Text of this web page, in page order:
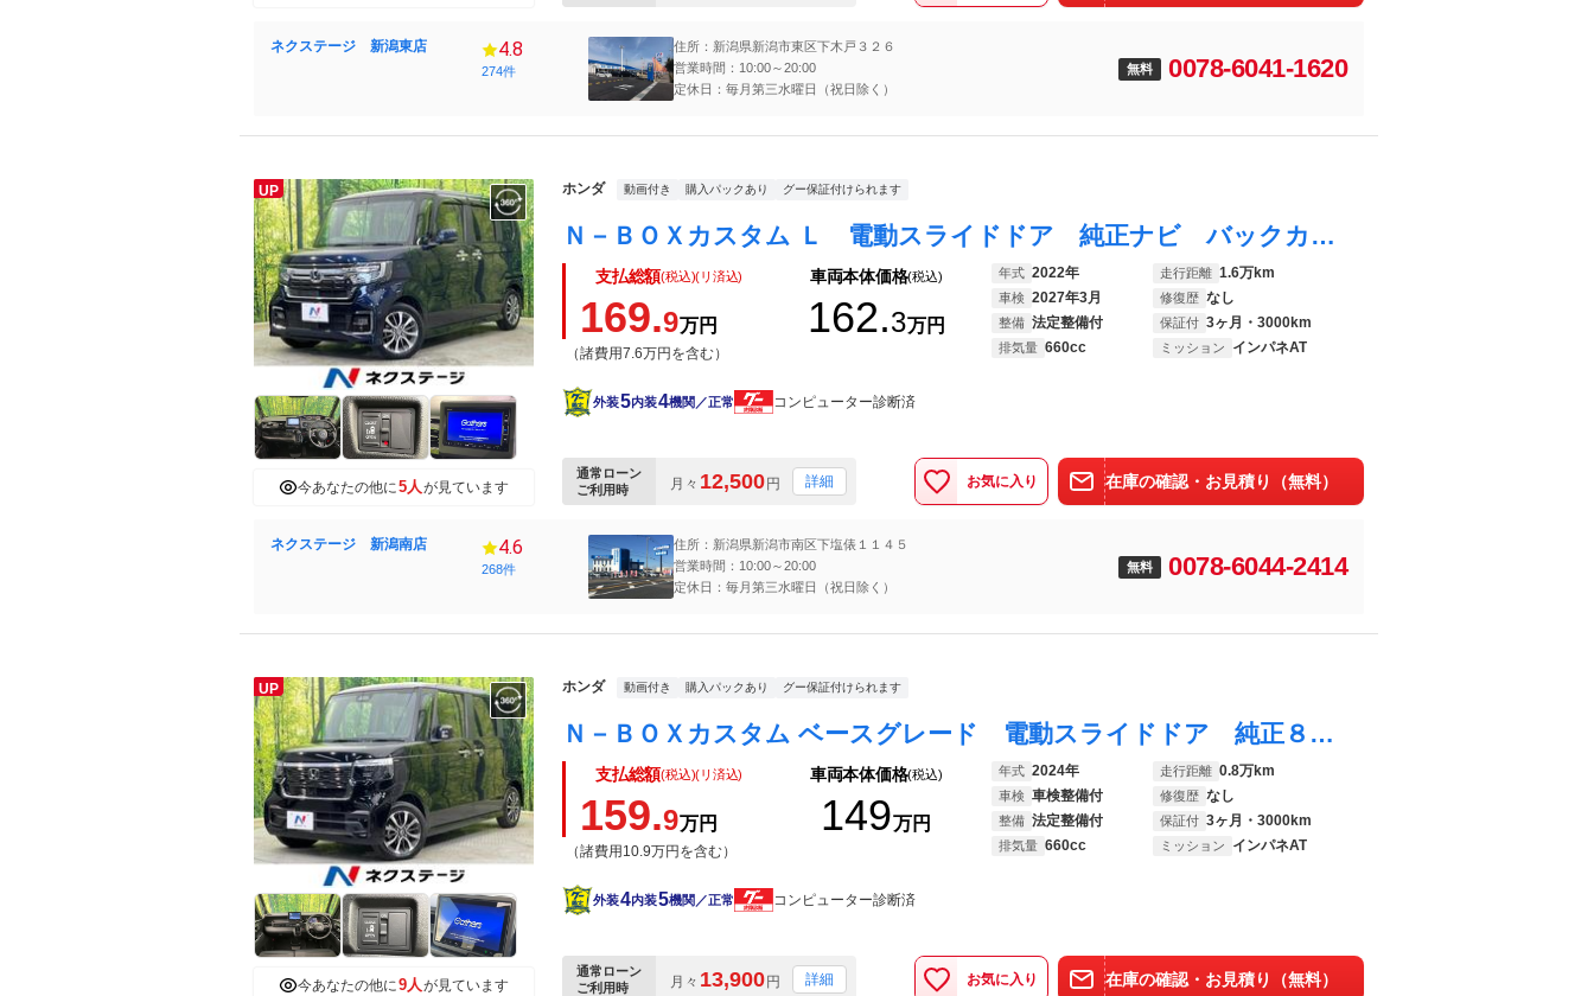
ネクステージ 新潟東店 4.8
274件
住所：新潟県新潟市東区下木戸３２６
営業時間：10:00～20:00
定休日：毎月第三水曜日（祝日除く）
無料 0078-6041-1620
UP
今あなたの他に5人が見ています
ホンダ 動画付き 購入パックあり グー保証付けられます
Ｎ－ＢＯＸカスタム Ｌ 電動スライドドア 純正ナビ バックカメラ ホンダセンシング 渋滞追従クルコン 禁煙車 シートヒーター ドラレコ クリアランスソナー ＬＥＤヘッド／フォグ ＥＴＣ 純正１４インチＡＷ オートハイビーム
支払総額(税込)(リ済込)
169.9万円
（諸費用7.6万円を含む）
車両本体価格(税込)
162.3万円
年式 2022年 走行距離 1.6万km
車検 2027年3月 修復歴 なし
整備 法定整備付 保証付 3ヶ月・3000km
排気量 660cc ミッション インパネAT
外装5内装4機関／正常 コンピューター診断済
通常ローン
ご利用時
月々 12,500円 詳細 お気に入り 在庫の確認・お見積り（無料）
ネクステージ 新潟南店 4.6
268件
住所：新潟県新潟市南区下塩俵１１４５
営業時間：10:00～20:00
定休日：毎月第三水曜日（祝日除く）
無料 0078-6044-2414
UP
今あなたの他に9人が見ています
ホンダ 動画付き 購入パックあり グー保証付けられます
Ｎ－ＢＯＸカスタム ベースグレード 電動スライドドア 純正８型ディスプレイ バックカメラ 渋滞追従クルーズ 禁煙車 コーナーセンサー シートヒーター シーケンシャルウィンカー 純正１４インチＡＷ オートハイビーム オートエアコン
支払総額(税込)(リ済込)
159.9万円
（諸費用10.9万円を含む）
車両本体価格(税込)
149万円
年式 2024年 走行距離 0.8万km
車検 車検整備付 修復歴 なし
整備 法定整備付 保証付 3ヶ月・3000km
排気量 660cc ミッション インパネAT
外装4内装5機関／正常 コンピューター診断済
通常ローン
ご利用時
月々 13,900円 詳細 お気に入り 在庫の確認・お見積り（無料）